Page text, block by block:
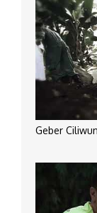
Geber